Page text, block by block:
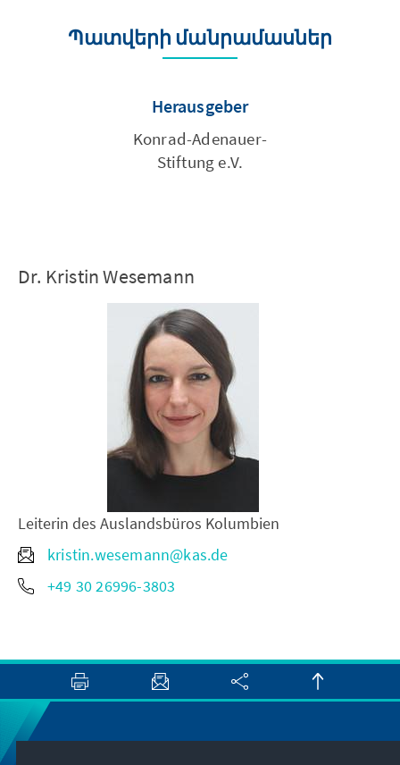
Պատվերի մանրամասներ
Herausgeber
Konrad-Adenauer-
Stiftung e.V.
Dr. Kristin Wesemann
Leiterin des Auslandsbüros Kolumbien
kristin.wesemann@kas.de
+49 30 26996-3803